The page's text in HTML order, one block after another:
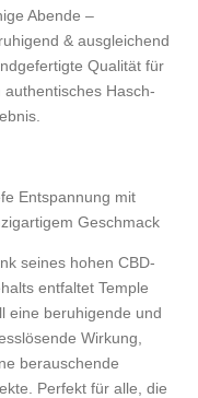
Abende –
& ausgleichend
Qualität für
authentisches Hasch-
Entspannung mit
Geschmack
seines hohen CBD-
entfaltet Temple
eine beruhigende und
Wirkung,
berauschende
Perfekt für alle, die